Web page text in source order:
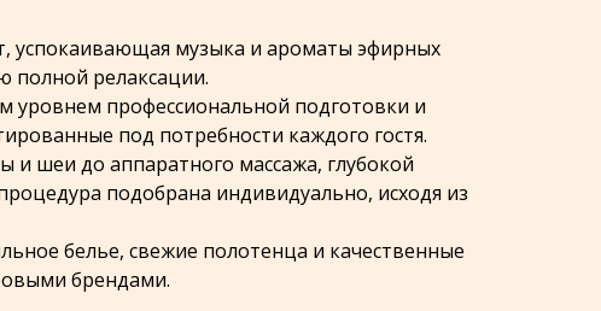
успокаивающая музыка и ароматы эфирных
полной релаксации.
профессиональной подготовки и
под потребности каждого гостя.
и шеи до аппаратного массажа, глубокой
подобрана индивидуально, исходя из
белье, свежие полотенца и качественные
брендами.